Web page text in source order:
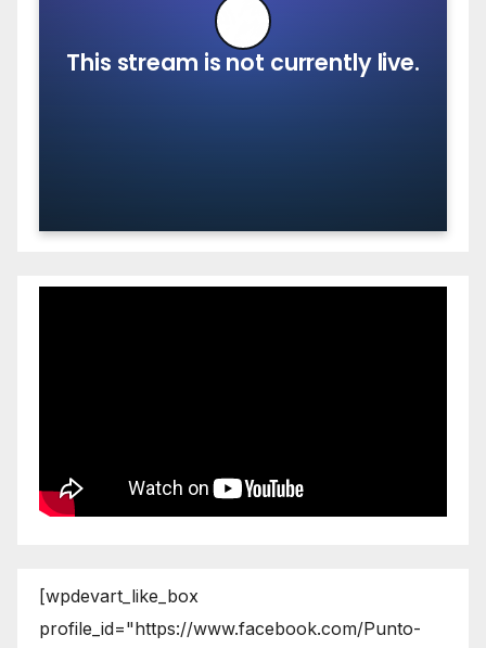
[wpdevart_like_box
profile_id="https://www.facebook.com/Punto-